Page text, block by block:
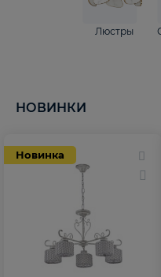
Люстры
НОВИНКИ
Новинка